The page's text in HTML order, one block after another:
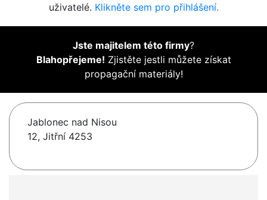
uživatelé. Klikněte sem pro přihlášení.
Jste majitelem této firmy?
Blahopřejeme! Zjistěte jestli můžete získat
propagační materiály!
Jablonec nad Nisou
12, Jitřní 4253